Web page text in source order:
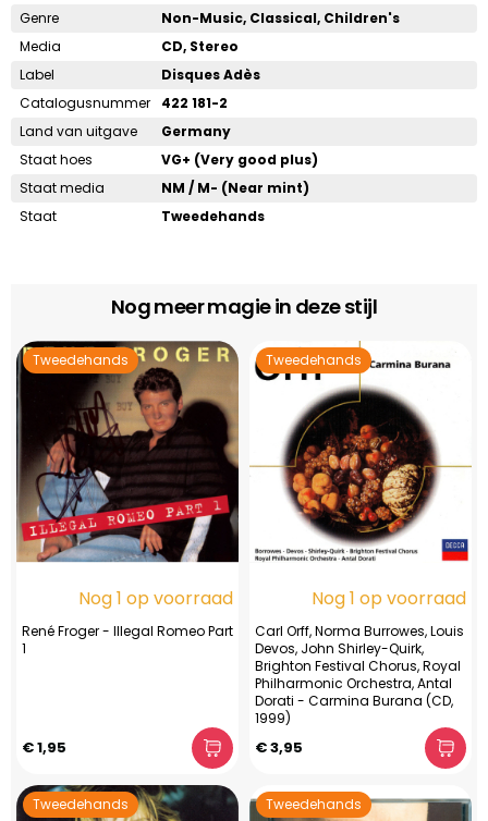
Genre
Non-Music, Classical, Children's
Media
CD, Stereo
Label
Disques Adès
Catalogusnummer
422 181-2
Land van uitgave
Germany
Staat hoes
VG+ (Very good plus)
Staat media
NM / M- (Near mint)
Staat
Tweedehands
Nog meer magie in deze stijl
Tweedehands
Nog 1 op voorraad
René Froger - Illegal Romeo Part
1
€ 1,95
Tweedehands
Nog 1 op voorraad
Carl Orff, Norma Burrowes, Louis
Devos, John Shirley-Quirk,
Brighton Festival Chorus, Royal
Philharmonic Orchestra, Antal
Dorati - Carmina Burana (CD,
1999)
€ 3,95
Tweedehands Tweedehands